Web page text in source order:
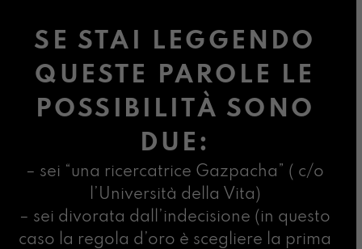
SE STAI LEGGENDO
QUESTE PAROLE LE
POSSIBILITÀ SONO
DUE:
– sei “una ricercatrice Gazpacha” ( c/o
l’Università della Vita)
– sei divorata dall’indecisione (in questo
caso la regola d’oro è scegliere la prima